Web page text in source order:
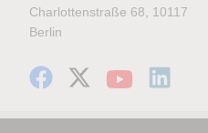
Charlottenstraße 68, 10117
Berlin